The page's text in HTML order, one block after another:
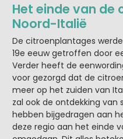
Het einde van de
Noord-Italië
De citroenplantages
19e eeuw getroffen door
Verder heeft de
voor gezorgd dat de
meer op het zuiden van
zal ook de ontdekking
hebben bijgedragen aan
deze regio aan het einde